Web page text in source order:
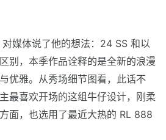
媒体说了他的想法：24 SS 和以
别，本季作品诠释的是全新的浪漫
优雅。从秀场细节图看，此话不
最喜欢开场的这组牛仔设计，刚柔
面，也选用了最近大热的 RL 888